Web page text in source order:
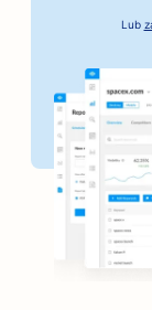
SEO dla
SEO dla
SEO dla
SEO dla
SEO dla
SEO dla
Lub